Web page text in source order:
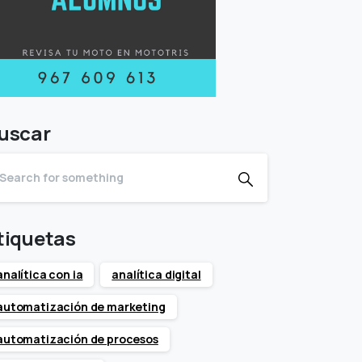
con ia analítica digital
de marketing
de procesos